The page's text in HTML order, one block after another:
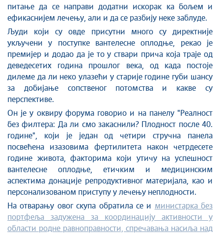
питање да се направи додатни искорак ка бољем и
ефикаснијем лечењу, али и да се разбију неке заблуде.
Људи који су овде присутни много су директније
укључени у поступке вантелесне оплодње, рекао је
премијер и додао да је то у ствари прича која траје од
деведесетих година прошлог века, од када постоје
дилеме да ли неко улазећи у старије године губи шансу
за добијање сопственог потомства и какве су
перспективе.
Он је у оквиру форума говорио и на панелу "Реалност
без филтера: Да ли смо закаснили? Плодност после 40.
године", који је један од четири стручна панела
посвећена изазовима фертилитета након четрдесете
године живота, факторима који утичу на успешност
вантелесне оплодње, етичким и медицинским
аспектима донације репродуктивног материјала, као и
персонализованом приступу у лечењу неплодности.
На отварању овог скупа обратила се и министарка без
портфеља задужена за координацију активности у
области родне равноправности, спречавања насиља над